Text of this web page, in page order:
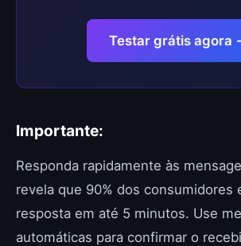
Testar grátis agora
Importante:
Responda rapidamente às
revela que 90% dos consumidores
resposta em até 5 minutos. Use
automáticas para confirmar o